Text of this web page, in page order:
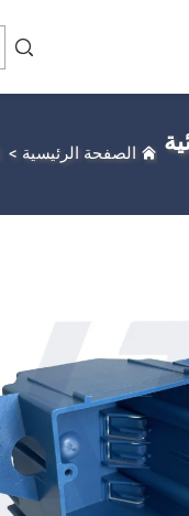
الصفحة الرئيسية >